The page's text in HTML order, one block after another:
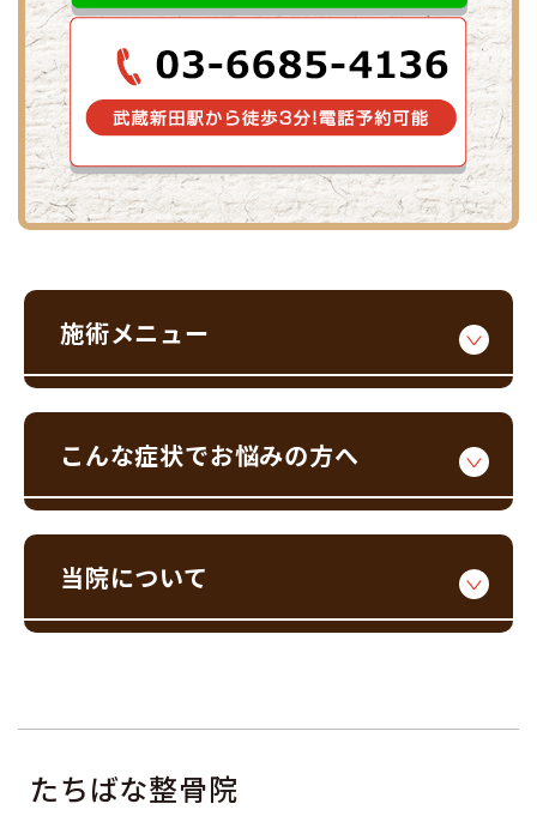
施術メニュー
こんな症状でお悩みの方へ
当院について
たちばな整骨院